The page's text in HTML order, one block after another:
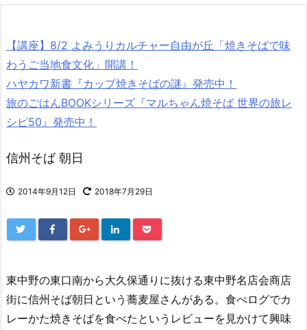
【講座】8/2 よみうりカルチャー自由が丘「焼きそばで味
わうご当地食文化」開講！
ハヤカワ新書『カップ焼きそばの謎』発売中！
旅のごはんBOOKシリーズ『マルちゃん焼そば 世界の旅レ
シピ50』発売中！
信州そば 朝日
2014年9月12日 2018年7月29日
東中野の東口南から大久保通りに抜ける東中野名店会商店
街に信州そば朝日という蕎麦屋さんがある。食べログでカ
レーかた焼きそばを食べたというレビューを見かけて興味